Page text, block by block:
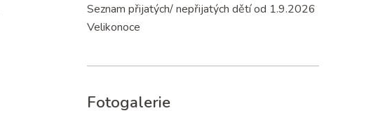
Seznam přijatých/ nepřijatých dětí od 1.9.2026
Velikonoce
Fotogalerie